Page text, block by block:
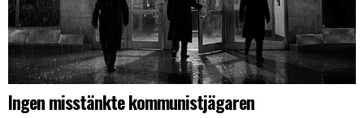
Ingen misstänkte kommunistjägaren